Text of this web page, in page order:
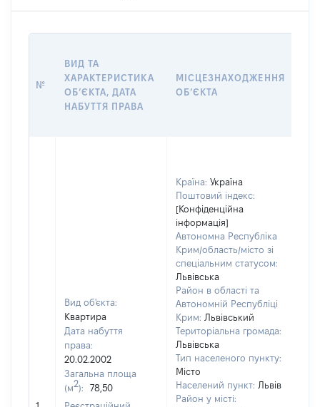
№
ВИД ТА
ХАРАКТЕРИСТИКА
ОБʼЄКТА, ДАТА
НАБУТТЯ ПРАВА
МІСЦЕЗНАХОДЖЕННЯ
ОБʼЄКТА
Вид об'єкта:
Квартира
Дата набуття
права:
20.02.2002
Загальна площа
(м2):
78,50
Країна: Україна
Поштовий індекс:
[Конфіденційна
інформація]
Автономна Республіка
Крим/область/місто зі
спеціальним статусом:
Львівська
Район в області та
Автономній Республіці
Крим: Львівський
Територіальна громада:
Львівська
Тип населеного пункту:
Місто
Населений пункт: Львів
Район у місті: